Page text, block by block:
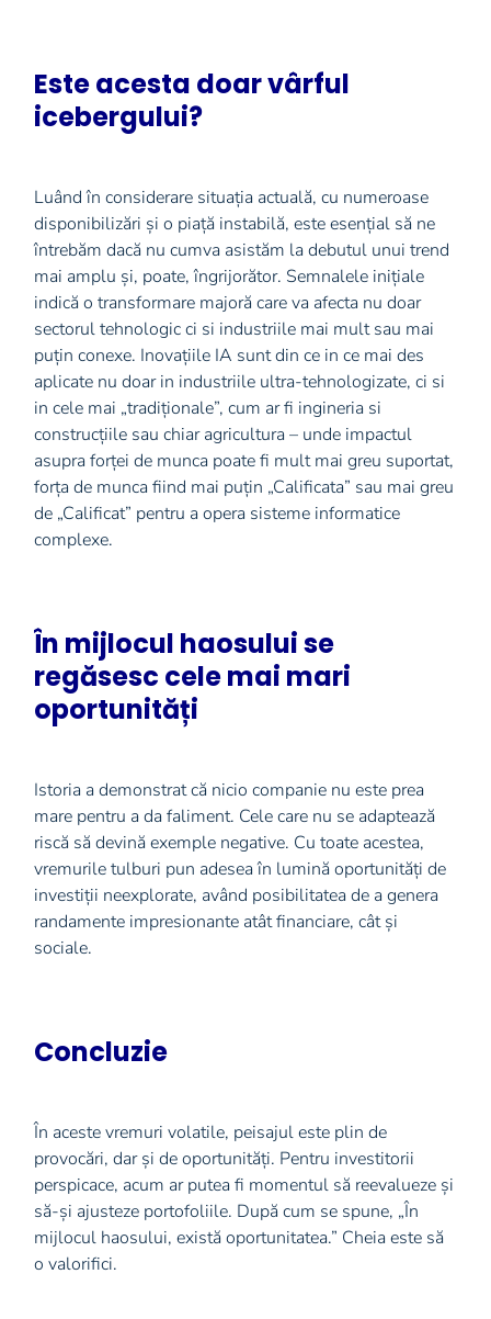
Este acesta doar vârful
icebergului?
Luând în considerare situația actuală, cu numeroase
disponibilizări și o piață instabilă, este esențial să ne
întrebăm dacă nu cumva asistăm la debutul unui trend
mai amplu și, poate, îngrijorător. Semnalele inițiale
indică o transformare majoră care va afecta nu doar
sectorul tehnologic ci si industriile mai mult sau mai
puțin conexe. Inovațiile IA sunt din ce in ce mai des
aplicate nu doar in industriile ultra-tehnologizate, ci si
in cele mai „tradiționale”, cum ar fi ingineria si
construcțiile sau chiar agricultura – unde impactul
asupra forței de munca poate fi mult mai greu suportat,
forța de munca fiind mai puțin „Calificata” sau mai greu
de „Calificat” pentru a opera sisteme informatice
complexe.
În mijlocul haosului se
regăsesc cele mai mari
oportunități
Istoria a demonstrat că nicio companie nu este prea
mare pentru a da faliment. Cele care nu se adaptează
riscă să devină exemple negative. Cu toate acestea,
vremurile tulburi pun adesea în lumină oportunități de
investiții neexplorate, având posibilitatea de a genera
randamente impresionante atât financiare, cât și
sociale.
Concluzie
În aceste vremuri volatile, peisajul este plin de
provocări, dar și de oportunități. Pentru investitorii
perspicace, acum ar putea fi momentul să reevalueze și
să-și ajusteze portofoliile. După cum se spune, „În
mijlocul haosului, există oportunitatea.” Cheia este să
o valorifici.